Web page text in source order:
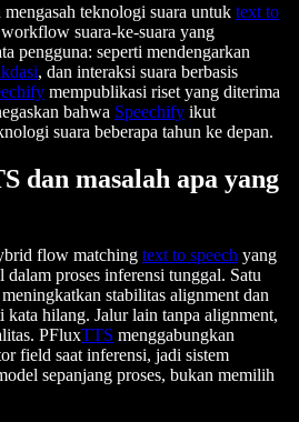
mengasah teknologi suara untuk text to
suara-ke-suara yang
pengguna: seperti mendengarkan
, dan interaksi suara berbasis
mempublikasi riset yang diterima
bahwa Speechify ikut
suara beberapa tahun ke depan.
dan masalah apa yang
flow matching text to speech yang
dalam proses inferensi tunggal. Satu
stabilitas alignment dan
kata hilang. Jalur lain tanpa alignment,
PFluxTTS menggabungkan
field saat inferensi, jadi sistem
sepanjang proses, bukan memilih